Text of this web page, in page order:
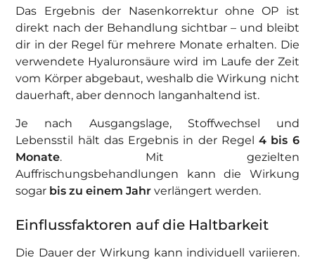
Das Ergebnis der Nasenkorrektur ohne OP ist
direkt nach der Behandlung sichtbar – und bleibt
dir in der Regel für mehrere Monate erhalten. Die
verwendete Hyaluronsäure wird im Laufe der Zeit
vom Körper abgebaut, weshalb die Wirkung nicht
dauerhaft, aber dennoch langanhaltend ist.
Je nach Ausgangslage, Stoffwechsel und
Lebensstil hält das Ergebnis in der Regel4 bis 6
Monate. Mit gezielten
Auffrischungsbehandlungen kann die Wirkung
sogar bis zu einem Jahr verlängert werden.
Einflussfaktoren auf die Haltbarkeit
Die Dauer der Wirkung kann individuell variieren.